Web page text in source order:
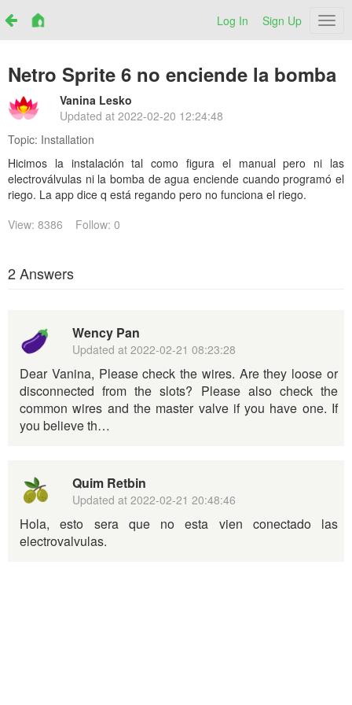
Log In Sign Up
Netro Sprite 6 no enciende la bomba
Vanina Lesko
Updated at2022-02-20 12:24:48
Topic: Installation
Hicimos la instalación tal como figura el manual pero ni las
electroválvulas ni la bomba de agua enciende cuando programó el
riego. La app dice q está regando pero no funciona el riego.
View: 8386
Follow: 0
2 Answers
Wency Pan
Updated at2022-02-21 08:23:28
Dear Vanina, Please check the wires. Are they loose or
disconnected from the slots? Please also check the
common wires and the master valve if you have one. If
you believe th…
Quim Retbin
Updated at2022-02-21 20:48:46
Hola, esto sera que no esta vien conectado las
electrovalvulas.